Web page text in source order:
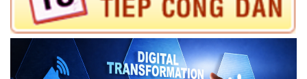
cho phép chuyển mục đích sử dụng đất ông Đỗ Quý Đảm và bà
Bùi Thị Thuý, địa chỉ thường trú tại: Thôn 1, xã Liên Sơn Lắk
(15/05/2026)